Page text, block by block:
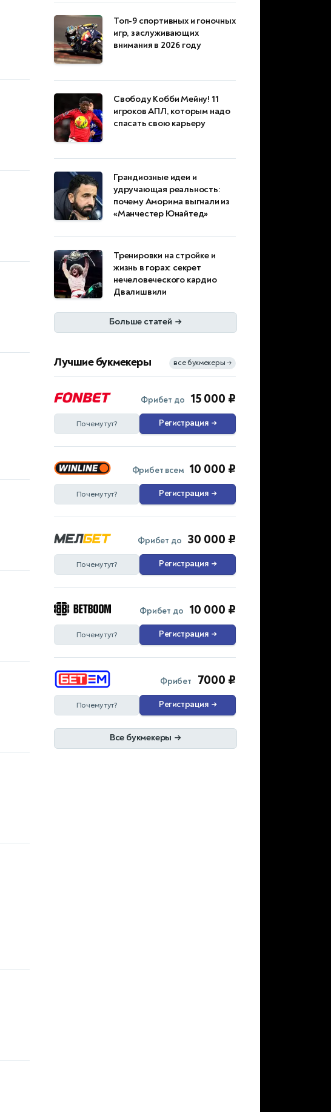
Топ-9 спортивных и гоночных
игр, заслуживающих
внимания в 2026 году
Свободу Кобби Мейну! 11
игроков АПЛ, которым надо
спасать свою карьеру
Грандиозные идеи и
удручающая реальность:
почему Аморима выгнали из
«Манчестер Юнайтед»
Тренировки на стройке и
жизнь в горах: секрет
нечеловеческого кардио
Двалишвили
Больше статей →
Лучшие букмекеры все букмекеры →
Фрибет до 15 000 ₽
Почему тут? Регистрация →
Фрибет всем 10 000 ₽
Почему тут? Регистрация →
Фрибет до 30 000 ₽
Почему тут? Регистрация →
Фрибет до 10 000 ₽
Почему тут? Регистрация →
Фрибет 7000 ₽
Почему тут? Регистрация →
Все букмекеры →